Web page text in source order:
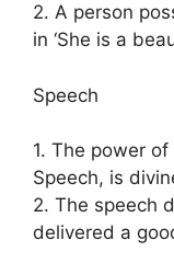
2. A person
in ‘She is a
Speech
1. The power
Speech, is
2. The speech
delivered a